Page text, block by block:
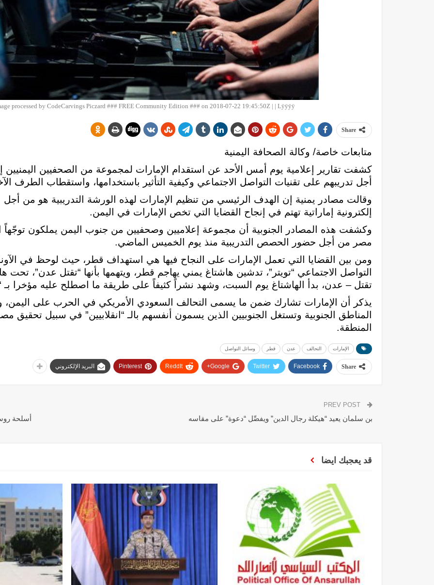
processed by CodeCarvings Piczard ### FREE Community Edition ### on 2018-07-22 19:45:50Z | | Lÿÿÿÿ
Share
متابعات خاصة/ وكالة الصحافة اليمنية
كشفت تقارير إعلامية يوم أمس الأحد عن استقدام الإمارات لمجموعة من الصحفيين
أجل تدريبهم على تقنيات التواصل الاجتماعي وكيفية التأثير باستخدامها، واستقطاب الطرف
وقالت مصادر يمنية إن الهدف الرئيسي من تنظيم الإمارات لهذه الورشة التدريبية هو من
إلكترونية إماراتية تهتم في إنجاح القضايا التي تخص الإمارات في اليمن.
وكشفت هذه المصادر الجنوبية أن مجموعة إعلاميين وصحفيين من جنوب اليمن يملكون توجّهاً
مصر من أجل حضور الحصص التدريبية منذ يوم الخميس الماضي.
ومن بين القضايا التي تعمل الإمارات على النجاح فيها هي استهداف قطر، حيث لوحظ في
التواصل الاجتماعي “تويتر”، تدشين هاشتاغ يمني يهاجم قطر، ويتهمها بأنها “تقتل عدن”، تحت
تقتل – عدن، بدأ الهاشتاغ يوم السبت، وشهد نشراً كثيفاً على طريقة ما اصطلح عليه مؤخرا بـ
يذكر أن الإمارات تشارك ضمن ما يسمى التحالف السعودي الأمريكي في الحرب على
المناطق الجنوبية وتستغل الجنوبيين الذين يسمون أنفسهم بالـ “انقلابيين” في سبيل تحقيق
المنطقة.
الإمارات التحالف عدن قطر وسائل التواصل
Share
Facebook
Twitter
Google+
ReddIt
Pinterest البريد الإلكتروني
بن سلمان يعيد “هيكلة رجال الدين” ويفصِّل “دعوة” على مقاسه أسلحة
قد يعجبك ايضا